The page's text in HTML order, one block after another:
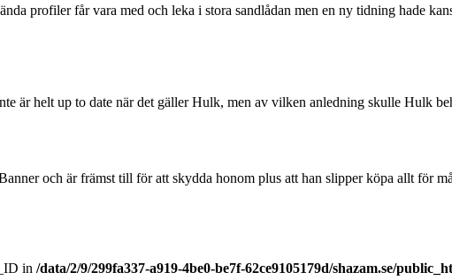
profiler får vara med och leka i stora sandlådan men en ny tidning hade
är helt up to date när det gäller Hulk, men av vilken anledning skulle Hulk
och är främst till för att skydda honom plus att han slipper köpa allt för
in /data/2/9/299fa337-a919-4be0-be7f-62ce9105179d/shazam.se/